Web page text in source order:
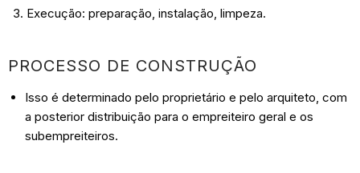
Execução: preparação, instalação, limpeza.
PROCESSO DE CONSTRUÇÃO
Isso é determinado pelo proprietário e pelo arquiteto, com
a posterior distribuição para o empreiteiro geral e os
subempreiteiros.